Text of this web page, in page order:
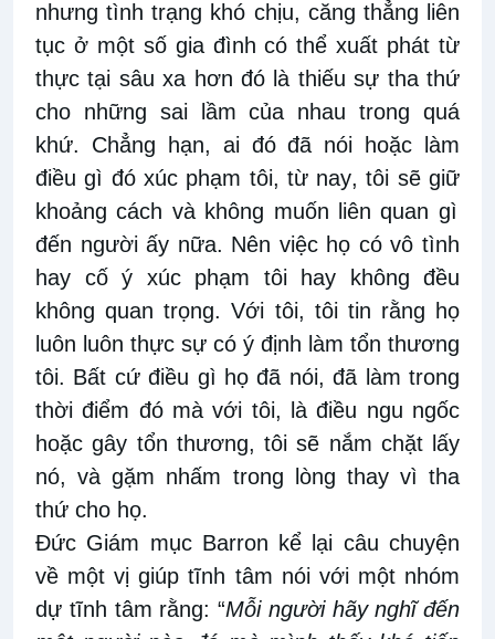
nhưng tình trạng khó chịu, căng thẳng liên
tục ở một số gia đình có thể xuất phát từ
thực tại sâu xa hơn đó là thiếu sự tha thứ
cho những sai lầm của nhau trong quá
khứ. Chẳng hạn, ai đó đã nói hoặc làm
điều gì đó xúc phạm tôi, từnay, tôi sẽ giữ
khoảng cách và không muốn liên quan gì
đến người ấy nữa. Nên việc họ cóvô tình
hay cốý xúc phạm tôi hay không đều
không quan trọng. Với tôi, tôi tin rằng họ
luôn luôn thực sự có ý định làm tổn thương
tôi. Bất cứ điều gì họ đã nói, đã làm trong
thời điểm đó mà với tôi, là điều ngu ngốc
hoặc gây tổn thương, tôi sẽ nắm chặt lấy
nó, và gặm nhấm trong lòng thay vì tha
thứ cho họ.
Đức Giám mục Barron kể lại câu chuyện
về một vị giúp tĩnh tâm nói với một nhóm
dự tĩnh tâm rằng: “Mỗingười hãy nghĩ đến